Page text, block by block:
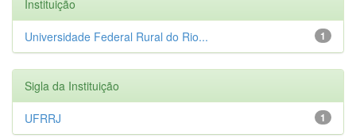
Instituição
1
Universidade Federal Rural do Rio...
Sigla da Instituição
1
UFRRJ